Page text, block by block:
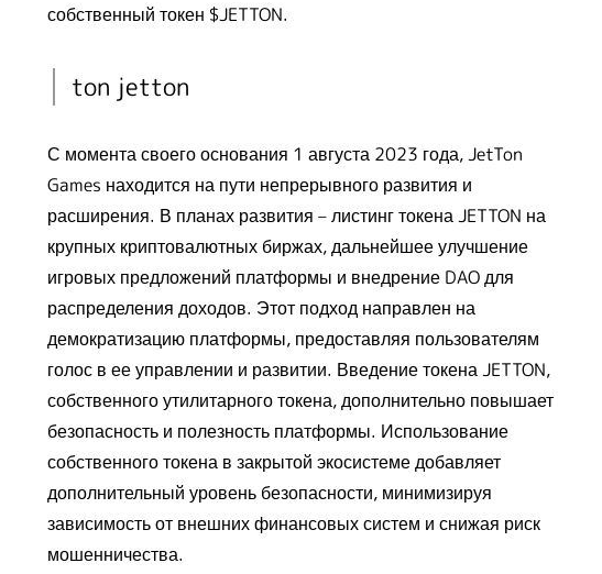
собственный токен $JETTON.
ton jetton
С момента своего основания 1 августа 2023 года, JetTon
Games находится на пути непрерывного развития и
расширения. В планах развития – листинг токена JETTON на
крупных криптовалютных биржах, дальнейшее улучшение
игровых предложений платформы и внедрение DAO для
распределения доходов. Этот подход направлен на
демократизацию платформы, предоставляя пользователям
голос в ее управлении и развитии. Введение токена JETTON,
собственного утилитарного токена, дополнительно повышает
безопасность и полезность платформы. Использование
собственного токена в закрытой экосистеме добавляет
дополнительный уровень безопасности, минимизируя
зависимость от внешних финансовых систем и снижая риск
мошенничества.